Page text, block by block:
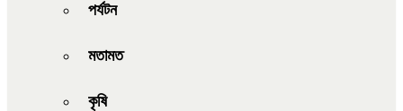
পর্যটন
মতামত
কৃষি